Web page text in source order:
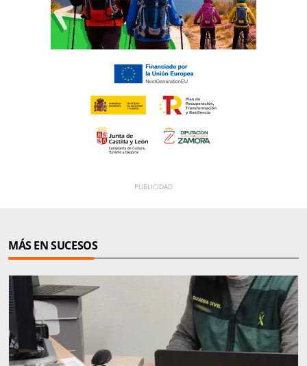
MÁS EN SUCESOS